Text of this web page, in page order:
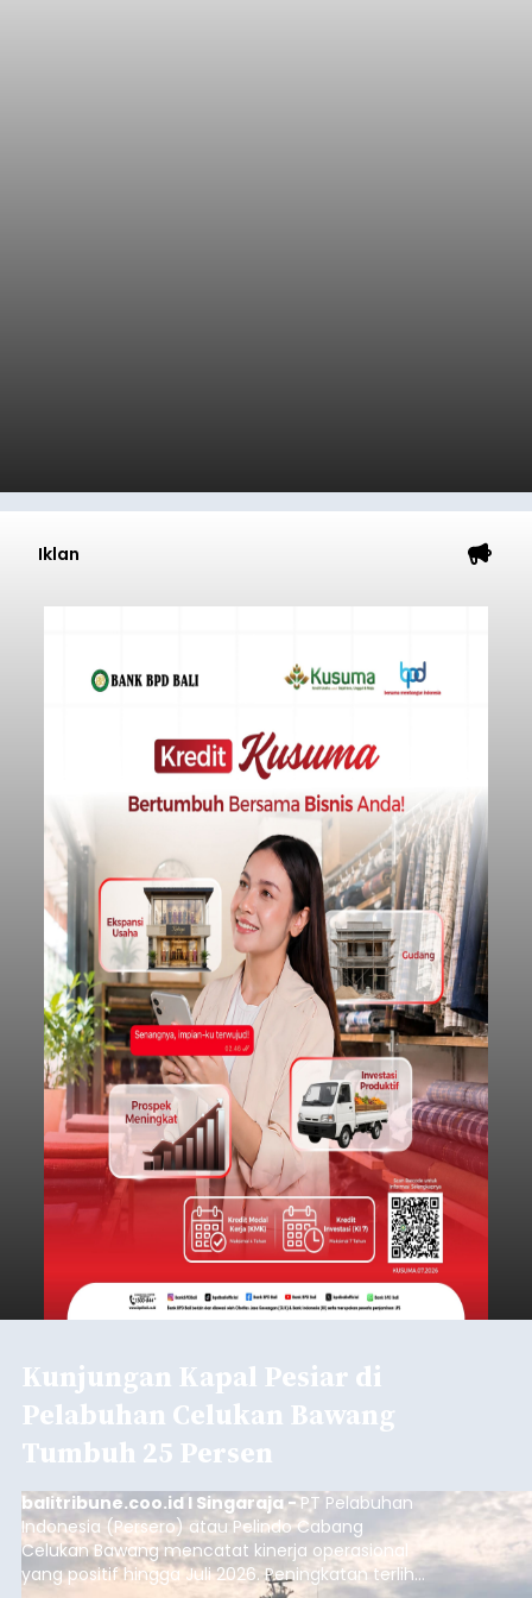
Iklan
Kunjungan Kapal Pesiar di
Pelabuhan Celukan Bawang
Tumbuh 25 Persen
balitribune.coo.id I Singaraja -PT Pelabuhan
Indonesia (Persero) atau Pelindo Cabang
Celukan Bawang mencatat kinerja operasional
yang positif hingga Juli 2026. Peningkatan terlihat